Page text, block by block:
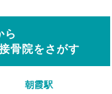
ら
骨院をさがす
朝霞駅